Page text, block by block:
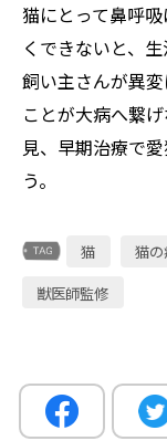
猫にとって鼻呼
くできないと、
飼い主さんが異
ことが大病へ繋
見、早期治療で
う。
猫 猫
獣医師監修